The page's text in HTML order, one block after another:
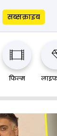
सब्सक्राइब
फिल्म